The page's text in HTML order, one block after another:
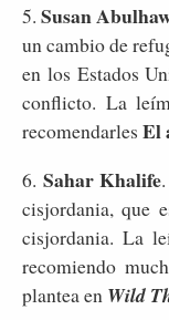
5.Susan
un cambio de
en los Estados
conflicto. La
recomendarles El
6. Sahar Khalife
cisjordania, que
cisjordania. La
recomiendo
plantea en Wild